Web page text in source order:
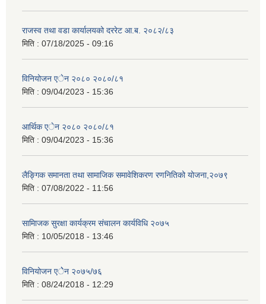
राजस्व तथा वडा कार्यालयको दररेट आ.ब. २०८२/८३
मिति : 07/18/2025 - 09:16
विनियोजन एेन २०८० २०८०/८१
मिति : 09/04/2023 - 15:36
आर्थिक एेन २०८० २०८०/८१
मिति : 09/04/2023 - 15:36
लैङ्गिक समानता तथा सामाजिक समावेशिकरण रणनितिको योजना,२०७९
मिति : 07/08/2022 - 11:56
सामािजक सुरक्षा कार्यक्रम संचालन कार्यविधि २०७५
मिति : 10/05/2018 - 13:46
विनियोजन एेेन २०७५/७६
मिति : 08/24/2018 - 12:29